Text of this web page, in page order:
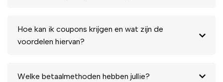
Hoe kan ik coupons krijgen en wat zijn de
voordelen hiervan?
Welke betaalmethoden hebben jullie?